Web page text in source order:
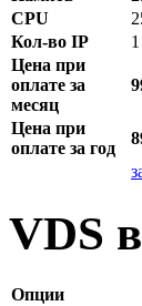
CPU
Кол-во IP
1
Цена при
оплате за
месяц
Цена при
оплате за год
VDS
Опции